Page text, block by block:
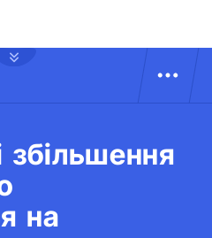
збільшення
на